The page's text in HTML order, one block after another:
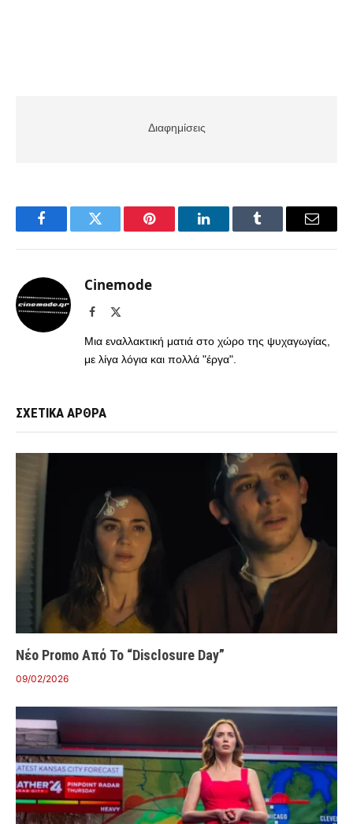
Διαφημίσεις
FacebookTwitter Pinterest LinkedInTumblr Email
Cinemode
Facebook
Μια εναλλακτική ματιά στο χώρο της ψυχαγωγίας,
με λίγα λόγια και πολλά "έργα".
ΣΧΕΤΙΚΑ ΑΡΘΡΑ
Νέο Promo Από Το “Disclosure Day”
09/02/2026